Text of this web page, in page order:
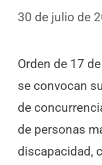
30 de julio de
Orden de 17
se convocan
de
de personas
discapacidad,